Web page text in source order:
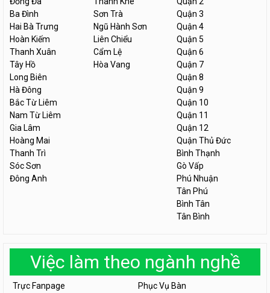
Ba Đình
Hai Bà Trưng
Hoàn Kiếm
Thanh Xuân
Tây Hồ
Long Biên
Hà Đông
Bắc Từ Liêm
Nam Từ Liêm
Gia Lâm
Hoàng Mai
Thanh Trì
Sóc Sơn
Đông Anh
Sơn Trà
Ngũ Hành Sơn
Liên Chiểu
Cẩm Lệ
Hòa Vang
Quận 3
Quận 4
Quận 5
Quận 6
Quận 7
Quận 8
Quận 9
Quận 10
Quận 11
Quận 12
Quận Thủ Đức
Bình Thạnh
Gò Vấp
Phú Nhuận
Tân Phú
Bình Tân
Tân Bình
Việc làm theo ngành nghề
Trực Fanpage
Phục Vụ Bàn